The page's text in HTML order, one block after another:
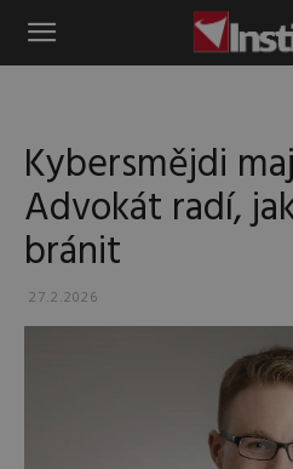
Instinkt
Kybersmějdi
Advokát radí,
bránit
27.2.2026